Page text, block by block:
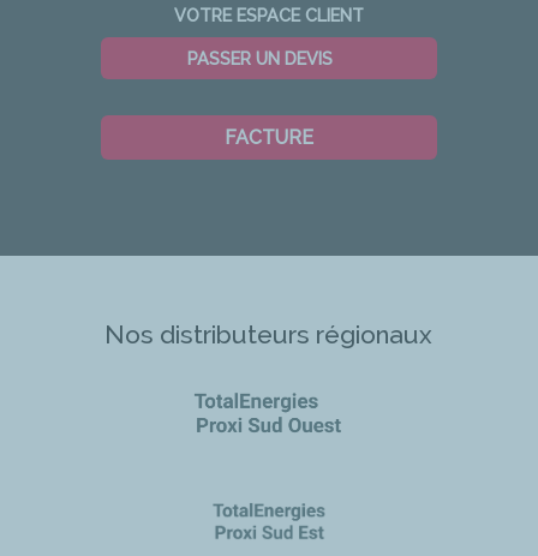
VOTRE ESPACE CLIENT
PASSER UN DEVIS
FACTURE
Nos distributeurs régionaux